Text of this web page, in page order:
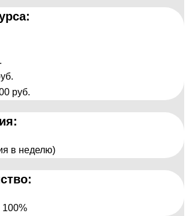
руб.
в неделю)
100%